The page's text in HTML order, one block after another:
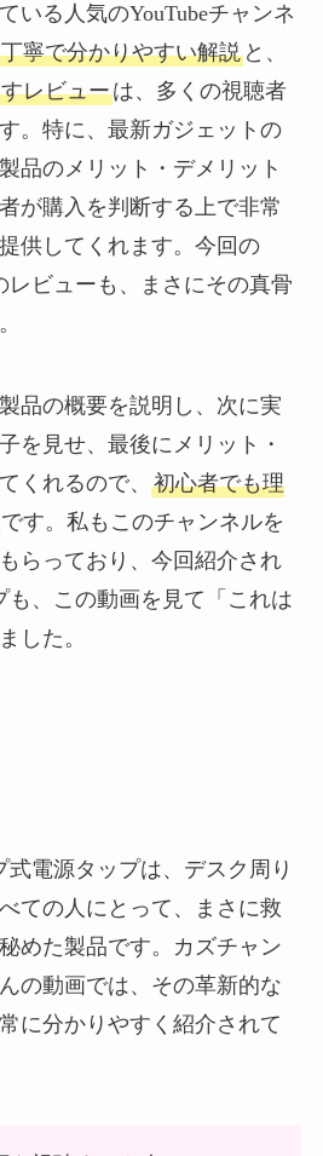
いる人気のYouTubeチャンネ
丁寧で分かりやすい解説と、
レビューは、多くの視聴者
。特に、最新ガジェットの
品のメリット・デメリット
が購入を判断する上で非常
供してくれます。今回の
レビューも、まさにその真骨
品の概要を説明し、次に実
を見せ、最後にメリット・
くれるので、 初心者でも理
す。私もこのチャンネルを
らっており、今回紹介され
も、この動画を見て「これは
した。
式電源タップは、デスク周り
ての人にとって、まさに救
めた製品です。カズチャン
の動画では、その革新的な
に分かりやすく紹介されて